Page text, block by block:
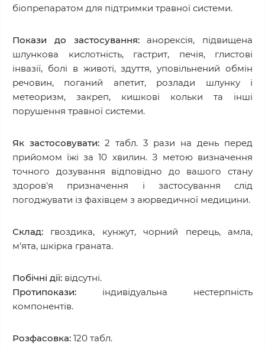
біопрепаратом для підтримки травної системи.
Покази до застосування:анорексія, підвищена
шлункова кислотність, гастрит, печія, глистові
інвазії, болі в животі, здуття, уповільнений обмін
речовин, поганий апетит, розлади шлунку і
метеоризм, закреп, кишкові кольки та інші
порушення травної системи.
Як застосовувати: 2 табл. 3 рази на день перед
прийомом їжі за 10 хвилин. З метою визначення
точного дозування відповідно до вашого стану
здоров'я призначення і застосування слід
погоджувати із фахівцем з аюрведичної медицини.
Склад: гвоздика, кунжут, чорний перець, амла,
м'ята, шкірка граната.
Побічні дії: відсутні.
Протипокази: індивідуальна нестерпність
компонентів.
Розфасовка: 120 табл.